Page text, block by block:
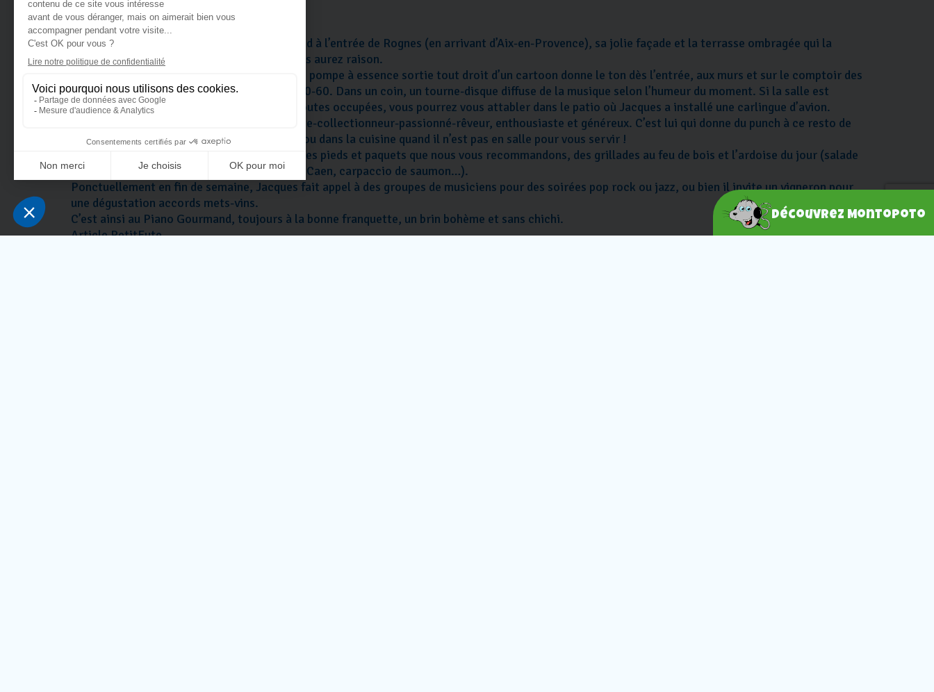
Découvrez Montopoto
Le Piano Gourmand
Vous ne pourrez pas rater Le Piano Gourmand à l’entrée de Rognes (en arrivant d’Aix-en-Provence), sa jolie façade et la terrasse ombragée qui la
prolonge donnent envie de s’y arrêter, et vous aurez raison.
Ambiance rétro-hétéroclite à l’intérieur, une pompe à essence sortie tout droit d’un cartoon donne le ton dès l’entrée, aux murs et sur le comptoir des
plaques publicitaires émaillées des années 50-60. Dans un coin, un tourne-disque diffuse de la musique selon l’humeur du moment. Si la salle est
pleine et que les tables côté terrasse sont toutes occupées, vous pourrez vous attabler dans le patio où Jacques a installé une carlingue d’avion.
Il est comme ça Jacques, tout à la fois artiste-collectionneur-passionné-rêveur, enthousiaste et généreux. C’est lui qui donne du punch à ce resto de
village. Il est partout, devant le four à pizza ou dans la cuisine quand il n’est pas en salle pour vous servir !
Sur la carte, des plats traditionnels comme les pieds et paquets que nous vous recommandons, des grillades au feu de bois et l’ardoise du jour (salade
lyonnaise, moules frites, tripes à la mode de Caen, carpaccio de saumon…).
Ponctuellement en fin de semaine, Jacques fait appel à des groupes de musiciens pour des soirées pop rock ou jazz, ou bien il invite un vigneron pour
une dégustation accords mets-vins.
C’est ainsi au Piano Gourmand, toujours à la bonne franquette, un brin bohème et sans chichi.
Article PetitFute